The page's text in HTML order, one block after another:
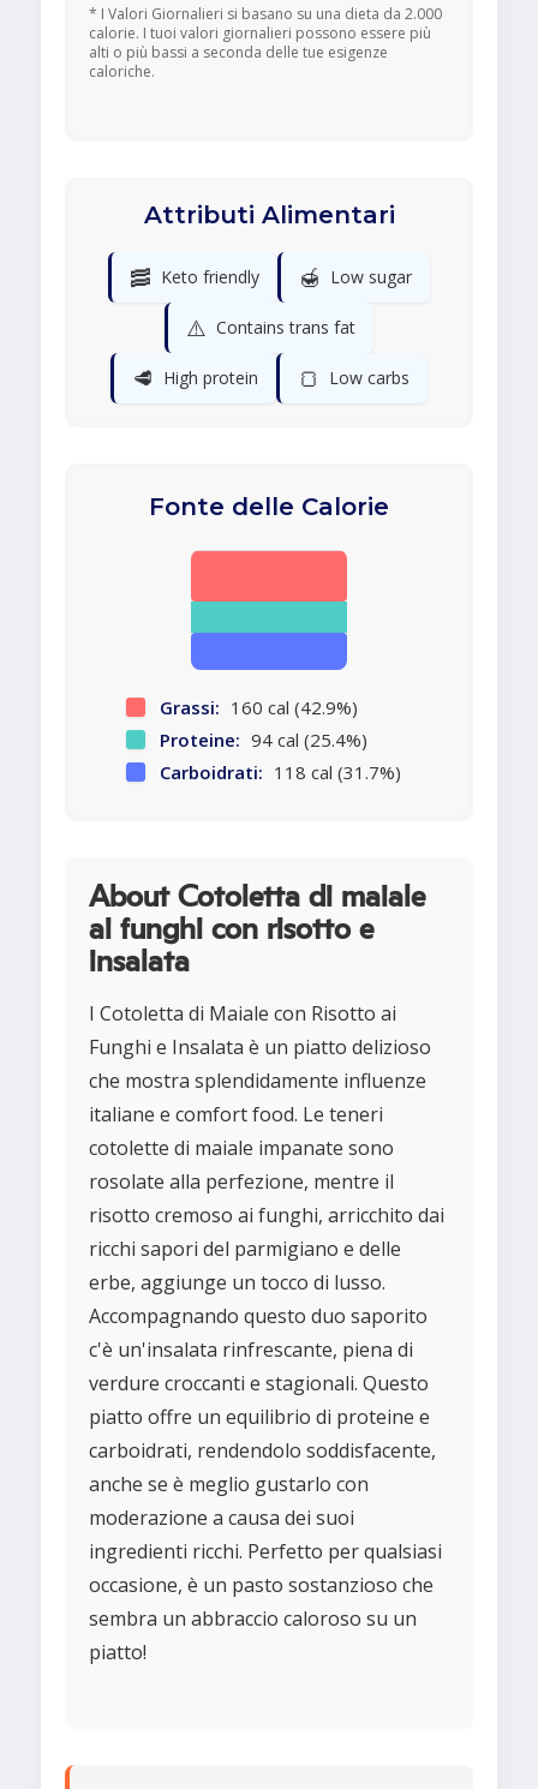
* I Valori Giornalieri si basano su una dieta da 2.000
calorie. I tuoi valori giornalieri possono essere più
alti o più bassi a seconda delle tue esigenze
caloriche.
Attributi Alimentari
🥓 Keto friendly 🍯 Low sugar
⚠️ Contains trans fat
🥩 High protein 🍞 Low carbs
Fonte delle Calorie
Grassi: 160 cal (42.9%)
Proteine: 94 cal (25.4%)
Carboidrati: 118 cal (31.7%)
About Cotoletta di maiale
ai funghi con risotto e
insalata
I Cotoletta di Maiale con Risotto ai
Funghi e Insalata è un piatto delizioso
che mostra splendidamente influenze
italiane e comfort food. Le teneri
cotolette di maiale impanate sono
rosolate alla perfezione, mentre il
risotto cremoso ai funghi, arricchito dai
ricchi sapori del parmigiano e delle
erbe, aggiunge un tocco di lusso.
Accompagnando questo duo saporito
c'è un'insalata rinfrescante, piena di
verdure croccanti e stagionali. Questo
piatto offre un equilibrio di proteine e
carboidrati, rendendolo soddisfacente,
anche se è meglio gustarlo con
moderazione a causa dei suoi
ingredienti ricchi. Perfetto per qualsiasi
occasione, è un pasto sostanzioso che
sembra un abbraccio caloroso su un
piatto!